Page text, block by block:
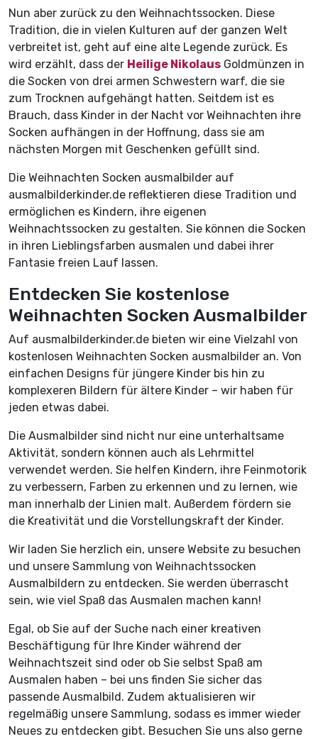
Nun aber zurück zu den Weihnachtssocken. Diese
Tradition, die in vielen Kulturen auf der ganzen Welt
verbreitet ist, geht auf eine alte Legende zurück. Es
wird erzählt, dass der Heilige Nikolaus Goldmünzen in
die Socken von drei armen Schwestern warf, die sie
zum Trocknen aufgehängt hatten. Seitdem ist es
Brauch, dass Kinder in der Nacht vor Weihnachten ihre
Socken aufhängen in der Hoffnung, dass sie am
nächsten Morgen mit Geschenken gefüllt sind.
Die Weihnachten Socken ausmalbilder auf
ausmalbilderkinder.de reflektieren diese Tradition und
ermöglichen es Kindern, ihre eigenen
Weihnachtssocken zu gestalten. Sie können die Socken
in ihren Lieblingsfarben ausmalen und dabei ihrer
Fantasie freien Lauf lassen.
Entdecken Sie kostenlose
Weihnachten Socken Ausmalbilder
Auf ausmalbilderkinder.de bieten wir eine Vielzahl von
kostenlosen Weihnachten Socken ausmalbilder an. Von
einfachen Designs für jüngere Kinder bis hin zu
komplexeren Bildern für ältere Kinder – wir haben für
jeden etwas dabei.
Die Ausmalbilder sind nicht nur eine unterhaltsame
Aktivität, sondern können auch als Lehrmittel
verwendet werden. Sie helfen Kindern, ihre Feinmotorik
zu verbessern, Farben zu erkennen und zu lernen, wie
man innerhalb der Linien malt. Außerdem fördern sie
die Kreativität und die Vorstellungskraft der Kinder.
Wir laden Sie herzlich ein, unsere Website zu besuchen
und unsere Sammlung von Weihnachtssocken
Ausmalbildern zu entdecken. Sie werden überrascht
sein, wie viel Spaß das Ausmalen machen kann!
Egal, ob Sie auf der Suche nach einer kreativen
Beschäftigung für Ihre Kinder während der
Weihnachtszeit sind oder ob Sie selbst Spaß am
Ausmalen haben – bei uns finden Sie sicher das
passende Ausmalbild. Zudem aktualisieren wir
regelmäßig unsere Sammlung, sodass es immer wieder
Neues zu entdecken gibt. Besuchen Sie uns also gerne